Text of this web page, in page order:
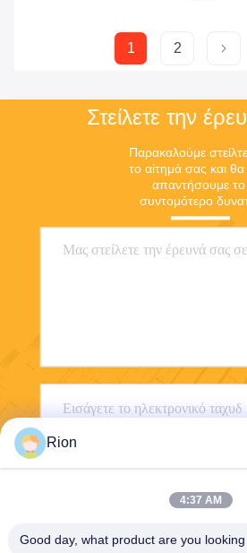
1 2
Στείλετε την
Παρακαλούμε
το αίτημά σας και
απαντήσουμε το
συντομότερο
Shenzhen Rion
Rion
4:37 AM
Good day, what product are you